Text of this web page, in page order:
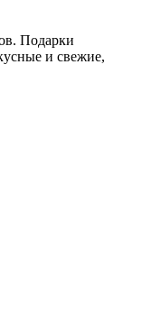
Подарки
и свежие,